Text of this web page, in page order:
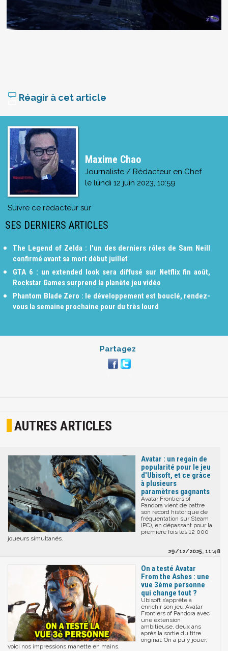
Réagir à cet article
Maxime Chao
Journaliste / Rédacteur en Chef
le lundi 12 juin 2023, 10:59
Suivre ce rédacteur sur
SES DERNIERS ARTICLES
The Legend of Zelda : l'un des derniers rôles de Sam Neill
confirmé avant sa mort début juillet
GTA 6 : un extended look sera diffusé sur Netflix fin août,
Rockstar Games surprend la planète jeu vidéo
Phantom Blade Zero : le développement est bouclé, rendez-
vous la semaine prochaine pour du très lourd
Partagez
AUTRES ARTICLES
Avatar : un regain de
popularité pour le jeu
d'Ubisoft, et ce grâce
à plusieurs
paramètres gagnants
Avatar Frontiers of
Pandora vient de battre
son record historique de
fréquentation sur Steam
(PC), en dépassant pour la
première fois les 12 000
joueurs simultanés.
29/12/2025, 11:48
On a testé Avatar
From the Ashes : une
vue 3ème personne
qui change tout ?
Ubisoft s’apprête à
enrichir son jeu Avatar
Frontiers of Pandora avec
une extension
ambitieuse, deux ans
après la sortie du titre
original. On a pu y jouer,
voici nos impressions manette en mains.